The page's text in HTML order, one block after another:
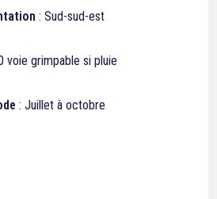
: Sud-sud-est
voie grimpable si pluie
: Juillet à octobre